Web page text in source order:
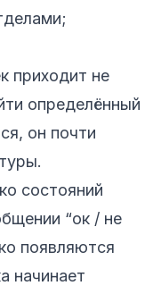
приходит не
определённый
он почти
состояний
“ок / не
появляются
начинает